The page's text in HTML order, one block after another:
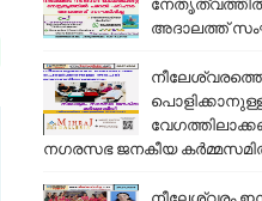
അദാലത്ത്
നഗരസഭ ജനകീയ
നീലേശ്വരം